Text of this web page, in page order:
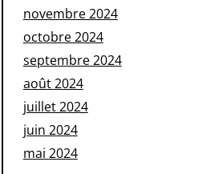
novembre 2024
octobre 2024
septembre 2024
août 2024
juillet 2024
juin 2024
mai 2024